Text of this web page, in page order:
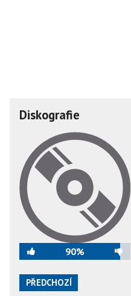
Diskografie
90%
PŘEDCHOZÍ